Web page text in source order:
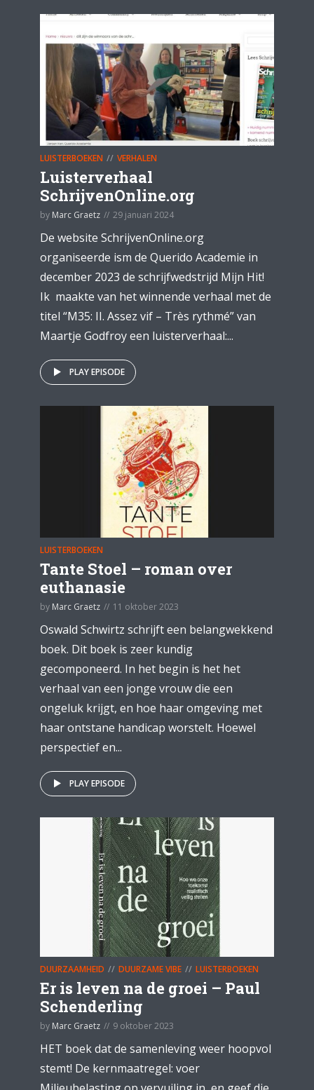
LUISTERBOEKEN VERHALEN
Luisterverhaal
SchrijvenOnline.org
by Marc Graetz 29 januari 2024
De website SchrijvenOnline.org
organiseerde ism de Querido Academie in
december 2023 de schrijfwedstrijd Mijn Hit!
Ik maakte van het winnende verhaal met de
titel “M35: II. Assez vif – Très rythmé” van
Maartje Godfroy een luisterverhaal:...
PLAY EPISODE
LUISTERBOEKEN
Tante Stoel – roman over
euthanasie
by Marc Graetz 11 oktober 2023
Oswald Schwirtz schrijft een belangwekkend
boek. Dit boek is zeer kundig
gecomponeerd. In het begin is het het
verhaal van een jonge vrouw die een
ongeluk krijgt, en hoe haar omgeving met
haar ontstane handicap worstelt. Hoewel
perspectief en...
PLAY EPISODE
DUURZAAMHEID DUURZAME VIBE LUISTERBOEKEN
Er is leven na de groei – Paul
Schenderling
by Marc Graetz 9 oktober 2023
HET boek dat de samenleving weer hoopvol
stemt! De kernmaatregel: voer